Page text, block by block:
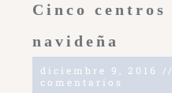
Cinco
navideña
diciembre 9, 2016
comentarios